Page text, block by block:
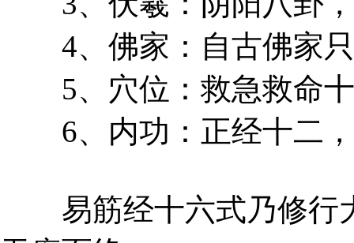
4、佛家：自古佛家只
5、穴位：救急救命十
6、内功：正经十二，
易筋经十六式乃修行